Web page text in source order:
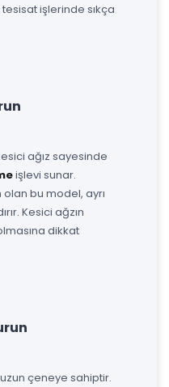
işlerinde sıkça
ağız sayesinde
işlevi sunar.
bu model, ayrı
Kesici ağzın
dikkat
çeneye sahiptir.